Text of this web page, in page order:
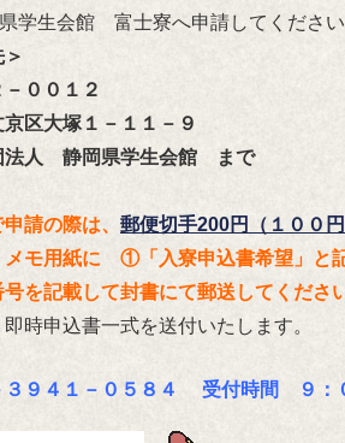
学生会館 富士寮へ申請してください
００１２
区大塚１－１１－９
法人 静岡県学生会館 まで
請の際は、 郵便切手200円（１００円
メモ用紙に ①「入寮申込書希望
を記載して封書にて郵送してください
時申込書一式を送付いたします。
９４１－０５８４ 受付時間 ９：